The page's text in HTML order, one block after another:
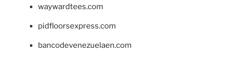
waywardtees.com
pidfloorsexpress.com
bancodevenezuelaen.com